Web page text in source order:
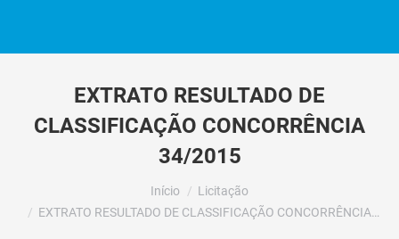
EXTRATO RESULTADO DE
CLASSIFICAÇÃO CONCORRÊNCIA
34/2015
Início
Licitação
EXTRATO RESULTADO DE CLASSIFICAÇÃO CONCORRÊNCIA…